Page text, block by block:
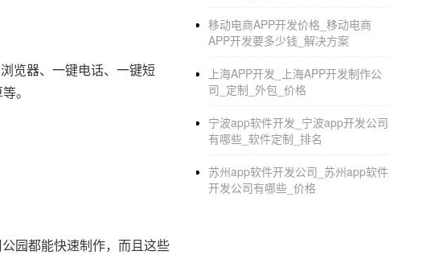
览器、一键电话、一键短
。
园都能快速制作，而且这些
移动电商APP开发价格_移动电商
APP开发要多少钱_解决方案
上海APP开发_上海APP开发制作公
司_定制_外包_价格
宁波app软件开发_宁波app开发公司
有哪些_软件定制_排名
苏州app软件开发公司_苏州app软件
开发公司有哪些_价格